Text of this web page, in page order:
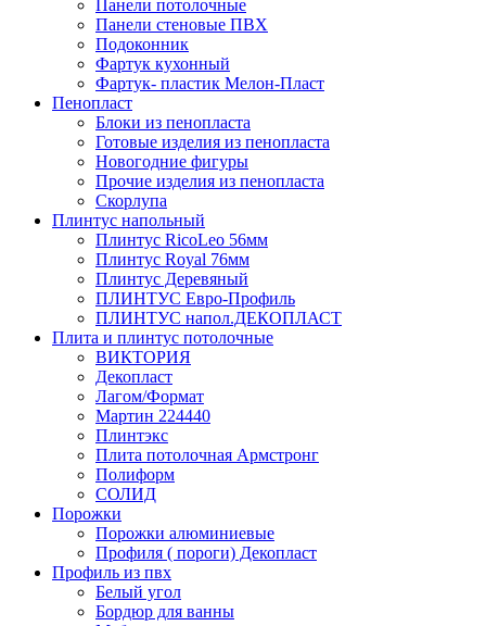
Панели потолочные
Панели стеновые ПВХ
Подоконник
Фартук кухонный
Фартук- пластик Мелон-Пласт
Пенопласт
Блоки из пенопласта
Готовые изделия из пенопласта
Новогодние фигуры
Прочие изделия из пенопласта
Скорлупа
Плинтус напольный
Плинтус RicoLeo 56мм
Плинтус Royal 76мм
Плинтус Деревяный
ПЛИНТУС Евро-Профиль
ПЛИНТУС напол.ДЕКОПЛАСТ
Плита и плинтус потолочные
ВИКТОРИЯ
Декопласт
Лагом/Формат
Мартин 224440
Плинтэкс
Плита потолочная Армстронг
Полиформ
СОЛИД
Порожки
Порожки алюминиевые
Профиля ( пороги) Декопласт
Профиль из пвх
Белый угол
Бордюр для ванны